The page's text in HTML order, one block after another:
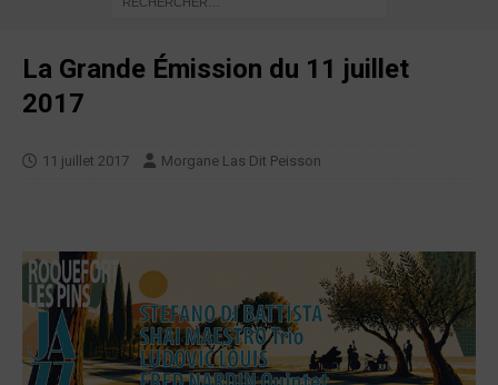
La Grande Émission du 11 juillet
2017
11 juillet 2017 Morgane Las Dit Peisson